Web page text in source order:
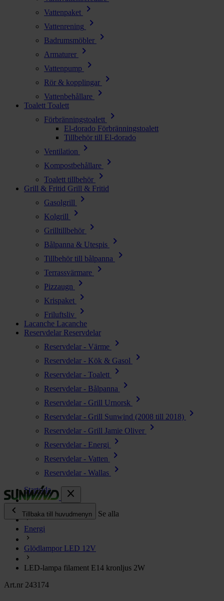
Vattenpaket chevron_right
Vattenrening chevron_right
Badrumsmöbler chevron_right
Armaturer chevron_right
Vattenpump chevron_right
Rör & kopplingar chevron_right
Vattenbehållare chevron_right
Toalett Toalett
Förbränningstoalett
chevron_right
El-dorado Förbränningstoalett
Tillbehör till El-dorado
Ventilation
chevron_right
Kompostbehållare chevron_right
Toalett tillbehör chevron_right
Grill & Fritid Grill & Fritid
Gasolgrill
chevron_right
Kolgrill chevron_right
Grilltillbehör chevron_right
Bålpanna & Utespis chevron_right
Tillbehör till bålpanna chevron_right
Terrassvärmare chevron_right
Pizzaugn chevron_right
Krispaket chevron_right
Friluftsliv chevron_right
Lacanche Lacanche
Reservdelar Reservdelar
Reservdelar - Värme
chevron_right
Reservdelar - Kök & Gasol chevron_right
Reservdelar - Toalett chevron_right
Reservdelar - Bålpanna chevron_right
Reservdelar - Grill Urnorsk chevron_right
Reservdelar - Grill Sunwind (2008 till 2018) chevron_right
Reservdelar - Grill Jamie Oliver chevron_right
Reservdelar - Energi chevron_right
Reservdelar - Vatten chevron_right
Reservdelar - Wallas
chevron_right
close
chevron_left
Tillbaka till huvudmenyn Se alla
Energi
Kök & Gasol chevron_right
Värme chevron_right
Vatten chevron_right
Startsida
Energi
Glödlampor LED 12V
LED-lampa filament E14 kronljus 2W
Art.nr 243174